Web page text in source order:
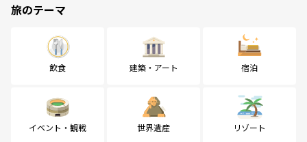
旅のテーマ
飲食 建築・アート 宿泊
イベント・観戦 世界遺産 リゾート